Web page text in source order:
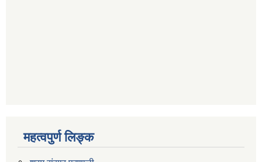
महत्वपुर्ण लिङ्क